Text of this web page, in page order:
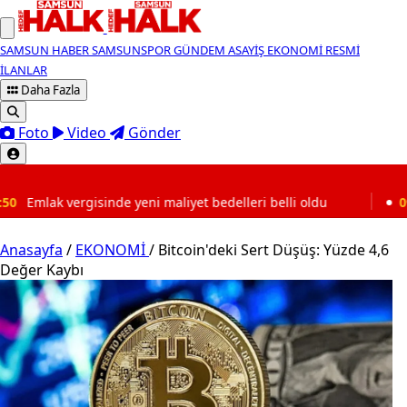
SAMSUN HABERSAMSUNSPORGÜNDEM ASAYİŞ EKONOMİ RESMİ
İLANLAR
Daha Fazla
Foto Video Gönder
yeni maliyet bedelleri belli oldu 09:17 Altın fiyatları
Anasayfa / EKONOMİ/ Bitcoin'deki Sert Düşüş: Yüzde 4,6
Değer Kaybı